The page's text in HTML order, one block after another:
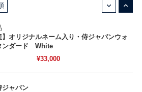
】オリジナルネーム入り・侍ジャパンウォ
ンダード White
¥33,000
ャパン